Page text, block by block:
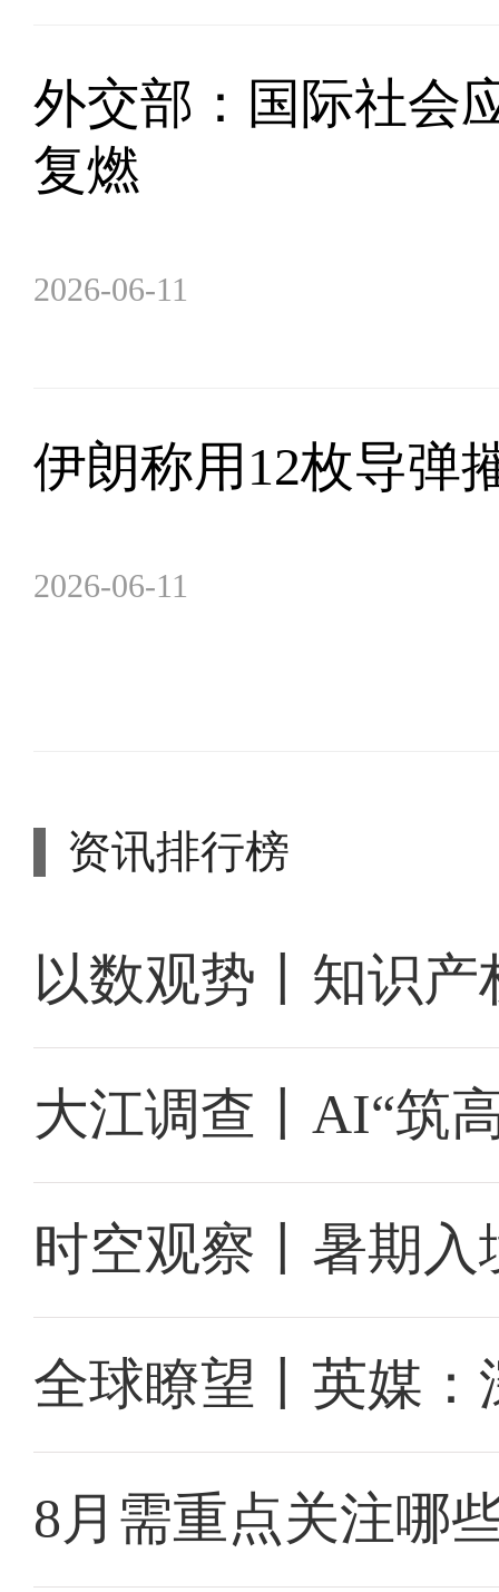
外交部：国际社会
复燃
2026-06-11
伊朗称用12枚导弹
2026-06-11
资讯排行榜
以数观势丨知识
大江调查丨AI“筑
时空观察丨暑期入
全球瞭望丨英媒
8月需重点关注哪